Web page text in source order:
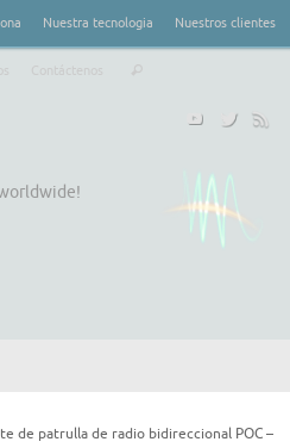
Nuestra tecnologia Nuestros clientes
de patrulla de radio bidireccional POC –